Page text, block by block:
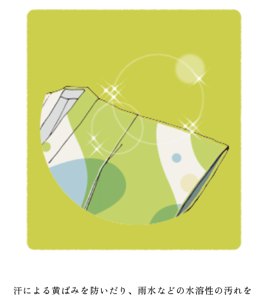
汗による黄ばみを防いだり、雨水などの水溶性の汚れを